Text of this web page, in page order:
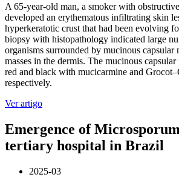
A 65-year-old man, a smoker with
developed an erythematous infiltrating skin
hyperkeratotic crust that had been evolving
biopsy with histopathology indicated large
organisms surrounded by mucinous
masses in the dermis. The mucinous
red and black with mucicarmine and
respectively.
Ver artigo
Emergence of
tertiary hospital in Brazil
2025-03